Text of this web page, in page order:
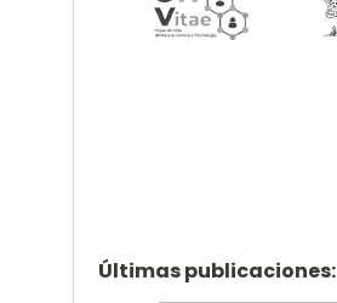
Últimas publicaciones: